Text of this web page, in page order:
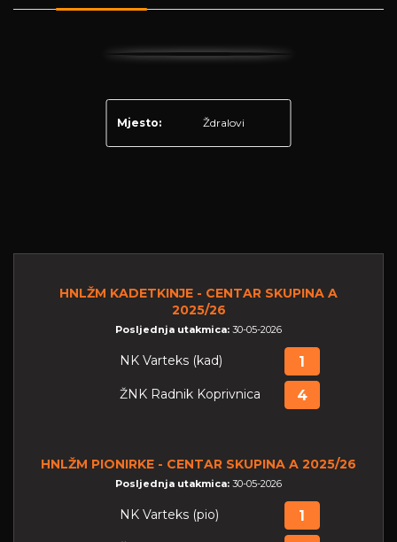
Mjesto: Ždralovi
HNLŽM KADETKINJE - CENTAR SKUPINA A
2025/26
Posljednja utakmica: 30-05-2026
NK Varteks (kad) 1
ŽNK Radnik Koprivnica 4
HNLŽM PIONIRKE - CENTAR SKUPINA A 2025/26
Posljednja utakmica: 30-05-2026
NK Varteks (pio) 1